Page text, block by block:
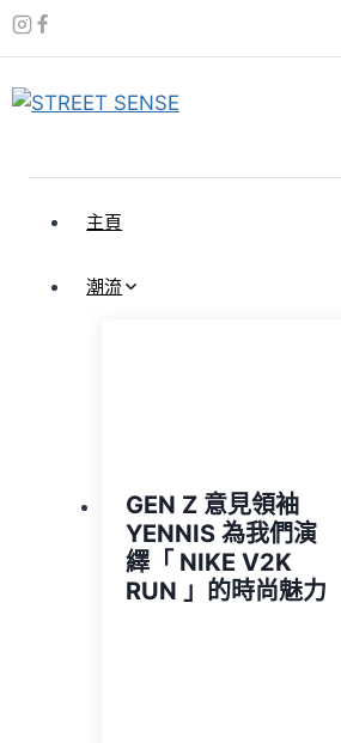
Skip
主頁
潮流
GEN Z 意見領袖
YENNIS 為我們演
繹「 NIKE V2K
RUN 」的時尚魅力